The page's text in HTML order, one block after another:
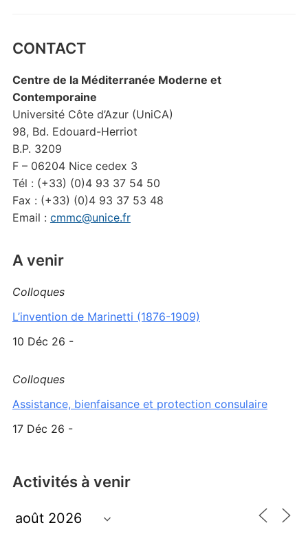
CONTACT
Centre de la Méditerranée Moderne et
Contemporaine
Université Côte d’Azur (UniCA)
98, Bd. Edouard-Herriot
B.P. 3209
F – 06204 Nice cedex 3
Tél : (+33) (0)4 93 37 54 50
Fax : (+33) (0)4 93 37 53 48
Email : cmmc@unice.fr
A venir
Colloques
L’invention de Marinetti (1876-1909)
10 Déc 26 -
Colloques
Assistance, bienfaisance et protection consulaire
17 Déc 26 -
Activités à venir